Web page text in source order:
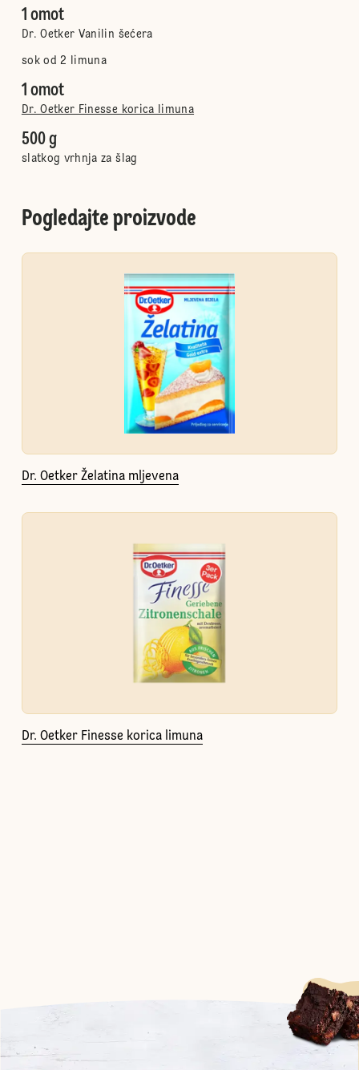
1 omot
Dr. Oetker Vanilin šećera
sok od 2 limuna
1 omot
Dr. Oetker Finesse korica limuna
500 g
slatkog vrhnja za šlag
Pogledajte proizvode
Dr. Oetker Želatina mljevena
Dr. Oetker Finesse korica limuna